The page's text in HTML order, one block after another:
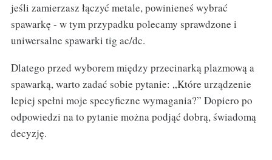
jeśli zamierzasz łączyć metale, powinieneś wybrać
spawarkę - w tym przypadku polecamy sprawdzone i
uniwersalne spawarki tig ac/dc.
Dlatego przed wyborem między przecinarką plazmową a
spawarką, warto zadać sobie pytanie: „Które urządzenie
lepiej spełni moje specyficzne wymagania?” Dopiero po
odpowiedzi na to pytanie można podjąć dobrą, świadomą
decyzję.